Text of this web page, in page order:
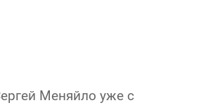
Меняйло уже с